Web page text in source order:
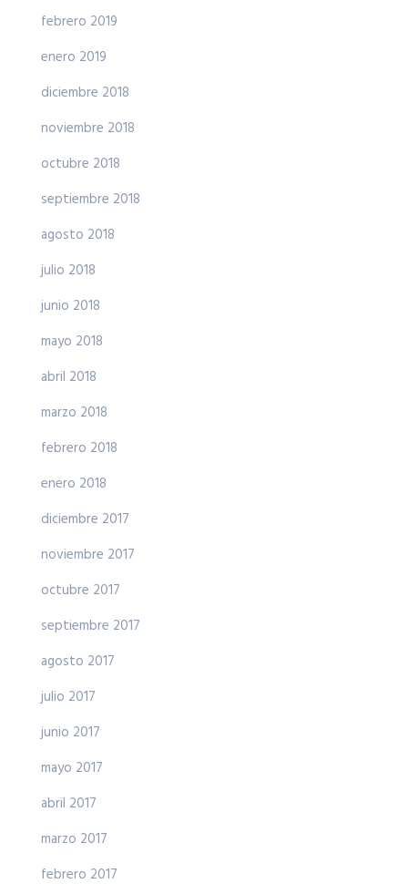
febrero 2019
enero 2019
diciembre 2018
noviembre 2018
octubre 2018
septiembre 2018
agosto 2018
julio 2018
junio 2018
mayo 2018
abril 2018
marzo 2018
febrero 2018
enero 2018
diciembre 2017
noviembre 2017
octubre 2017
septiembre 2017
agosto 2017
julio 2017
junio 2017
mayo 2017
abril 2017
marzo 2017
febrero 2017